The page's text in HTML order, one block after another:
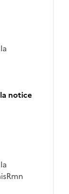
notice